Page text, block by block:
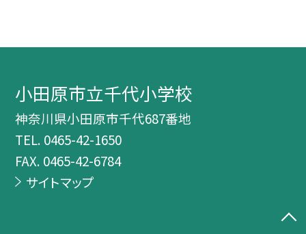
小田原市立千代小学校
神奈川県小田原市千代687番地
TEL. 0465-42-1650
FAX. 0465-42-6784
サイトマップ